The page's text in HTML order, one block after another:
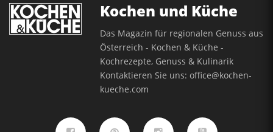
Kochen und Küche
Das Magazin für regionalen Genuss aus
Österreich - Kochen & Küche -
Kochrezepte, Genuss & Kulinarik
Kontaktieren Sie uns:office@kochen-
kueche.com